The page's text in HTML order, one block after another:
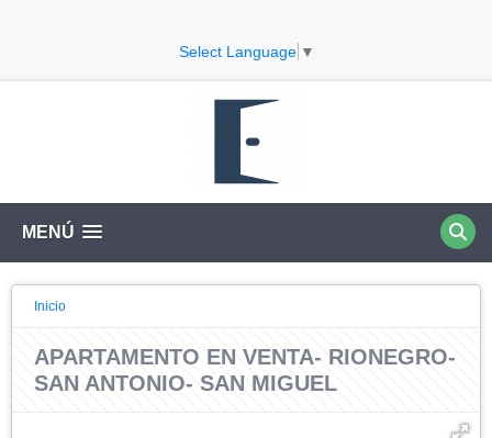
Select Language ▼
MENÚ
Inicio
APARTAMENTO EN VENTA- RIONEGRO-
SAN ANTONIO- SAN MIGUEL